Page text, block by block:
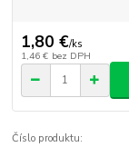
1,80 €/ks
1,46 € bez DPH
Číslo produktu: